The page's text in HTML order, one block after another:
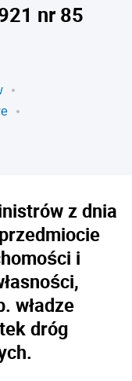
nr 85
z dnia
i
władze
dróg